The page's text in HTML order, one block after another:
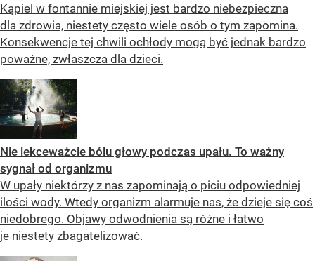
Kąpiel w fontannie miejskiej jest bardzo niebezpieczna
dla zdrowia, niestety często wiele osób o tym zapomina.
Konsekwencje tej chwili ochłody mogą być jednak bardzo
poważne, zwłaszcza dla dzieci.
Nie lekceważcie bólu głowy podczas upału. To ważny
sygnał od organizmu
W upały niektórzy z nas zapominają o piciu odpowiedniej
ilości wody. Wtedy organizm alarmuje nas, że dzieje się coś
niedobrego. Objawy odwodnienia są różne i łatwo
je niestety zbagatelizować.